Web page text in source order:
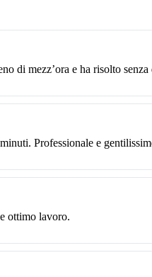
di mezz’ora e ha risolto
Professionale e
ottimo lavoro.